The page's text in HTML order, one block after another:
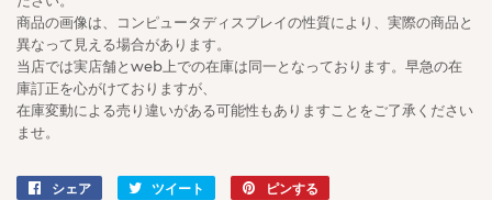
商品の画像は、コンピュータディスプレイの性質により、実際の商品と
異なって見える場合があります。
当店では実店舗とweb上での在庫は同一となっております。早急の在
庫訂正を心がけておりますが、
在庫変動による売り違いがある可能性もありますことをご了承ください
ませ。
シェア
Facebookツイート
Twitter
ピンする